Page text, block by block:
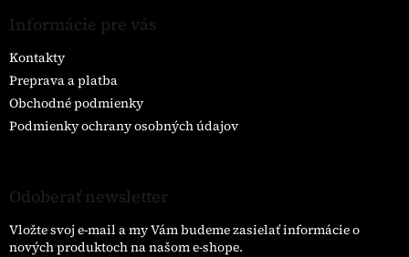
Informácie pre vás
Kontakty
Preprava a platba
Obchodné podmienky
Podmienky ochrany osobných údajov
Odoberať newsletter
Vložte svoj e-mail a my Vám budeme zasielať informácie o
nových produktoch na našom e-shope.